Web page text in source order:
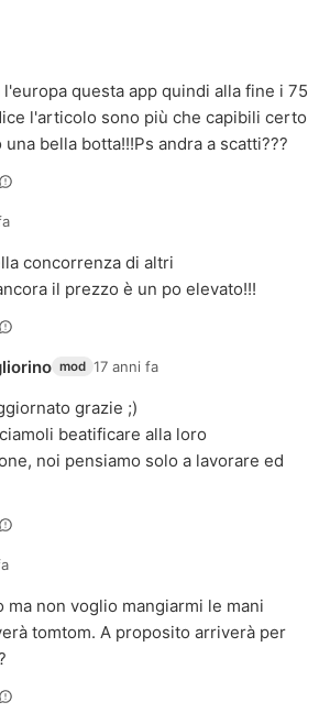
questa app quindi alla fine i 75
l'articolo sono più che capibili certo
una bella botta!!!Ps andra a scatti???
concorrenza di altri
il prezzo è un po elevato!!!
mod 17 anni fa
grazie ;)
beatificare alla loro
noi pensiamo solo a lavorare ed
ma non voglio mangiarmi le mani
tomtom. A proposito arriverà per